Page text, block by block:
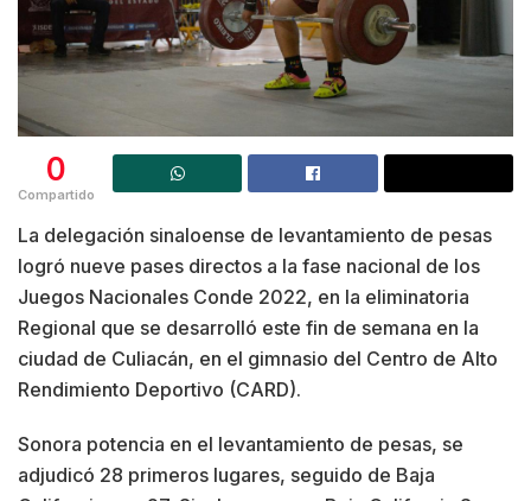
0
Compartido
La delegación sinaloense de levantamiento de pesas
logró nueve pases directos a la fase nacional de los
Juegos Nacionales Conde 2022, en la eliminatoria
Regional que se desarrolló este fin de semana en la
ciudad de Culiacán, en el gimnasio del Centro de Alto
Rendimiento Deportivo (CARD).
Sonora potencia en el levantamiento de pesas, se
adjudicó 28 primeros lugares, seguido de Baja